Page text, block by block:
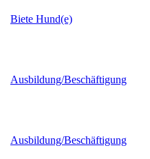
Biete Hund(e)
Ausbildung/Beschäftigung
Ausbildung/Beschäftigung